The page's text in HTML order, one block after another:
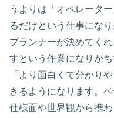
うよりは「オペレータ
るだけという仕事にな
プランナーが決めてく
すという作業になりが
「より面白くて分かり
きるようになります。
仕様面や世界観から携